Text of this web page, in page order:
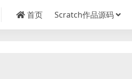
首页 Scratch作品源码